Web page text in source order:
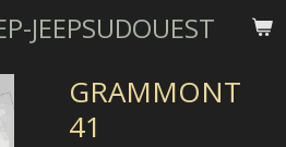
JEEPSUDOUEST
GRAMMONT
41